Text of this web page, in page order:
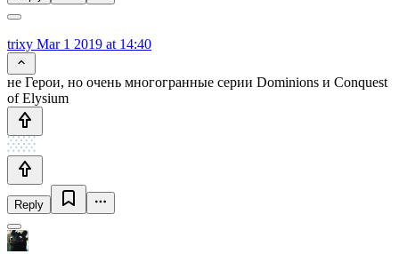
trixy Mar 1 2019 at 14:40
не Герои, но очень многогранные серии Dominions и Conquest
of Elysium
Reply